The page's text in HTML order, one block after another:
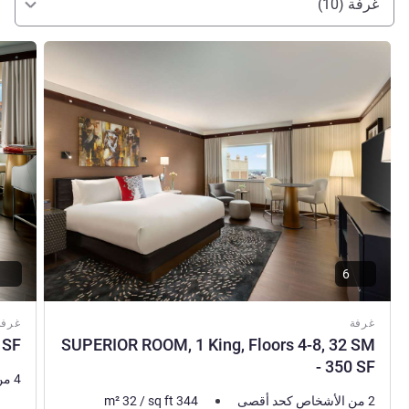
Square, the city's most attractive dining & shopping scene.
Brand new lobby & Liberte Lounge
غرفة (10)
غرفة
SUPERIOR ROOM, 1 King, Floors 4-8, 32 SM
- 350 SF
راجع التفاصيل
2 من الأشخاص كحد أقصى m²32/sq ft 344
راجع
4 من الأشخاص كحد أقصى